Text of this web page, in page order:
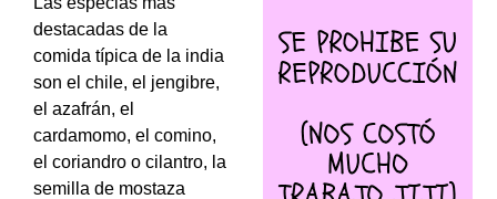
destacadas de la
comida típica de la india
son el chile, el jengibre,
el azafrán, el
cardamomo, el comino,
el coriandro o cilantro, la
semilla de mostaza